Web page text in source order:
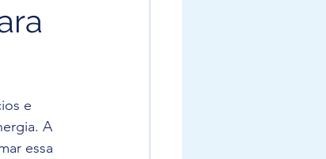
e
A
essa